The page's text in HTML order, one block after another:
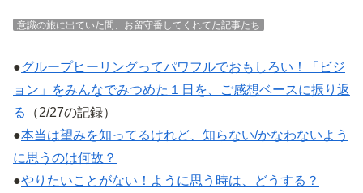
意識の旅に出ていた間、お留守番してくれてた記事たち
●グループヒーリングってパワフルでおもしろい！「ビジ
ョン」をみんなでみつめた１日を、ご感想ベースに振り返
る
（2/27の記録）
●本当は望みを知ってるけれど、知らない/かなわないよう
に思うのは何故？
●やりたいことがない！ように思う時は、どうする？